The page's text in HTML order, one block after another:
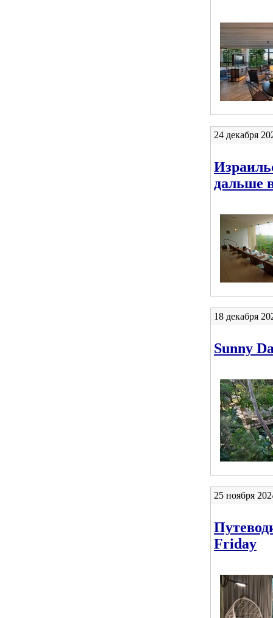
24 декабря
дальше
18 декабря
Sunny
25 ноября
Friday